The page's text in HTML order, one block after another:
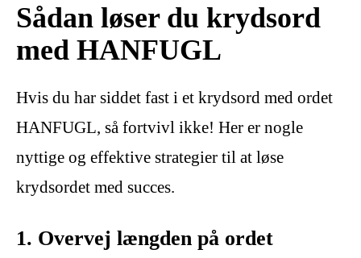
Sådan løser du krydsord
med HANFUGL
Hvis du har siddet fast i et krydsord med ordet
HANFUGL, så fortvivl ikke! Her er nogle
nyttige og effektive strategier til at løse
krydsordet med succes.
1. Overvej længden på ordet